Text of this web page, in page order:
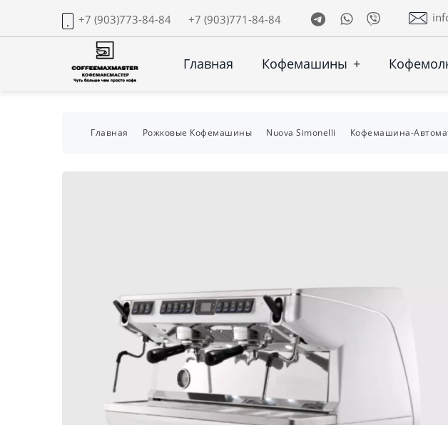
+7 (903)773-84-84 +7 (903)771-84-84 TelegramWhatsapp
Viber
Главная Кофемашины +
Главная Рожковые Кофемашины Nuova Simonelli Кофемашина-